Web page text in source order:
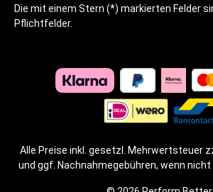
Die mit einem Stern (*) markierten Felder
Pflichtfelder.
Alle Preise inkl. gesetzl. Mehrwertsteuer
und ggf. Nachnahmegebühren, wenn nicht